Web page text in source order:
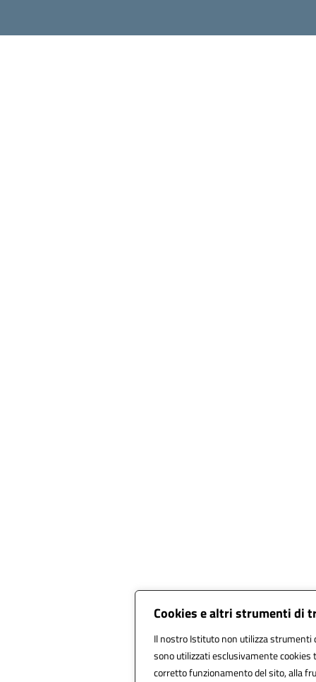
Cookies e altri strumenti di
Il nostro Istituto non utilizza strumenti
sono utilizzati esclusivamente cookies
corretto funzionamento del sito, alla